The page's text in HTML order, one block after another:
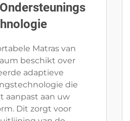
Matras van
beschikt over
adaptieve
die
aanpast aan uw
Dit zorgt voor